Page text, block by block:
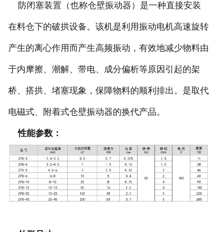
防闭塞装置（也称仓壁振动器）是一种直接安装
在料仓下的破拱设备。该机是利用振动电机高速旋转
产生的离心作用而产生高频振动，有效地减少物料由
于内摩擦、潮解、带电、成分偏析等原因引起的架
桥、搭拱、堵塞现象，保障物料的顺利排出。是取代
电磁式、附着式仓壁振动器的换代产品。
性能参数：